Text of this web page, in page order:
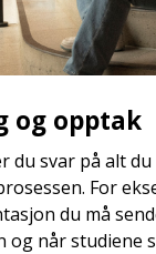
og opptak
du svar på alt
For
du må
og når studiene